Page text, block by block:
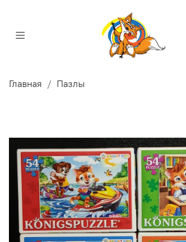
Главная Пазлы